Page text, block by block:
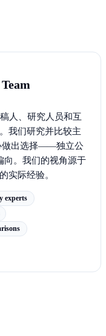
人、研究人员和互
我们研究并比较主
做出选择——独立公
向。我们的视角源于
实际经验。
experts